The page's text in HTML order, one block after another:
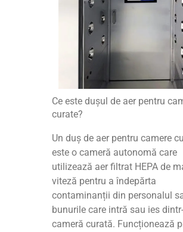
Ce este dușul de aer pentru
curate?
Un duș de aer pentru camere
este o cameră autonomă care
utilizează aer filtrat HEPA de
viteză pentru a îndepărta
contaminanții din personalul
bunurile care intră sau ies
cameră curată. Funcționează